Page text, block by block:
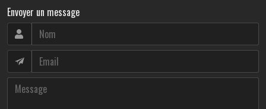
Envoyer un message